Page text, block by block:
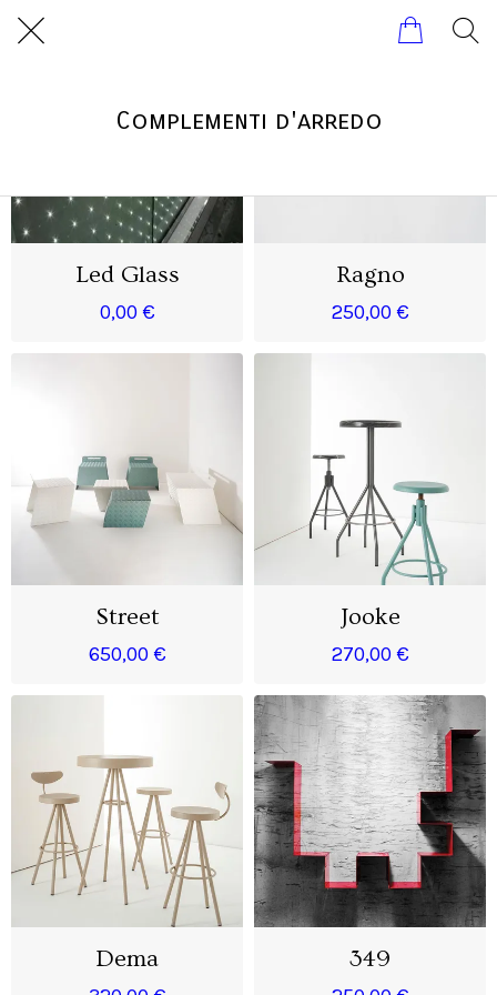
Complementi d'arredo
Led Glass
0,00 €
Ragno
250,00 €
Street
650,00 €
Jooke
270,00 €
Dema 349